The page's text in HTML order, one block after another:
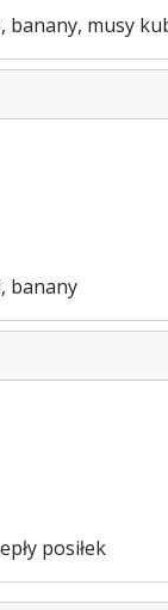
banany, musy
banany
posiłek